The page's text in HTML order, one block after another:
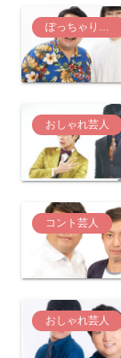
おしゃれ芸人
コント芸人
おしゃれ芸人